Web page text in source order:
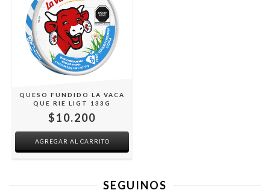
QUESO FUNDIDO LA VACA
QUE RIE LIGT 133G
$10.200
SEGUINOS